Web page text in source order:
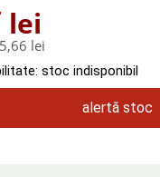
lei
lei
stoc indisponibil
alertă stoc